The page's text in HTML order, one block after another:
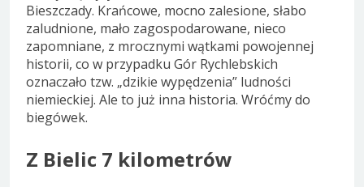
Bieszczady. Krańcowe, mocno zalesione, słabo
zaludnione, mało zagospodarowane, nieco
zapomniane, z mrocznymi wątkami powojennej
historii, co w przypadku Gór Rychlebskich
oznaczało tzw. „dzikie wypędzenia” ludności
niemieckiej. Ale to już inna historia. Wróćmy do
biegówek.
Z Bielic 7 kilometrów